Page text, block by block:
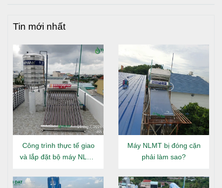
Tin mới nhất
Công trình thực tế giao
và lắp đặt bộ máy NLMT
Đông Hưng Thuận
Máy NLMT bị đóng cặn
phải làm sao?